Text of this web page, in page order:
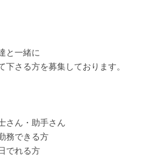
と一緒に
下さる方を募集しております。
さん・助手さん
務できる方
でれる方